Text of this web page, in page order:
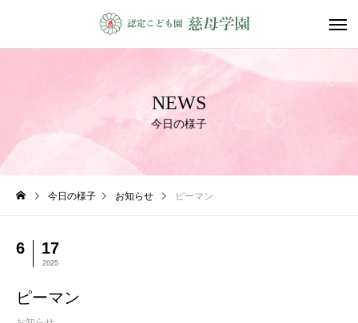
NEWS
今日の様子
今日の様子 お知らせ ピーマン
6 17
2025
ピーマン